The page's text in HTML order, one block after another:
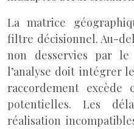
La matrice
filtre décisionnel. Au-
non desservies par
l’analyse doit intégrer
raccordement excède
potentielles. Les
réalisation